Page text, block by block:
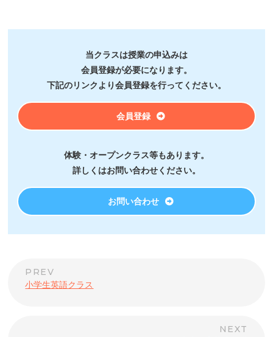
当クラスは授業の申込みは
会員登録が必要になります。
下記のリンクより会員登録を行ってください。
会員登録
体験・オープンクラス等もあります。
詳しくはお問い合わせください。
お問い合わせ
小学生英語クラス